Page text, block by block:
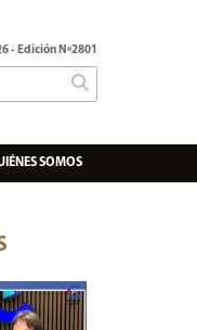
- Edición Nº2801
SOMOS